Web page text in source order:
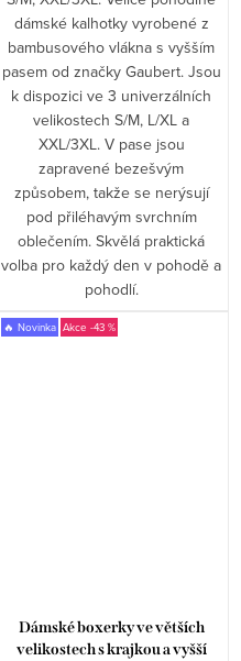
dámské kalhotky vyrobené z
bambusového vlákna s vyšším
pasem od značky Gaubert. Jsou
k dispozici ve 3 univerzálních
velikostech S/M, L/XL a
XXL/3XL. V pase jsou
zapravené bezešvým
způsobem, takže se nerýsují
pod přiléhavým svrchním
oblečením. Skvělá praktická
volba pro každý den v pohodě a
pohodlí.
🔥 Novinka -43 %
Dámské boxerky ve větších
velikostech s krajkou a vyšší